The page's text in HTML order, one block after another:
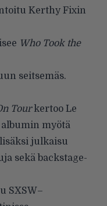
Kerthy Fixin
Who Took the
seitsemäs.
Tourkertoo Le
myötä
julkaisu
sekä backstage-
SXSW–